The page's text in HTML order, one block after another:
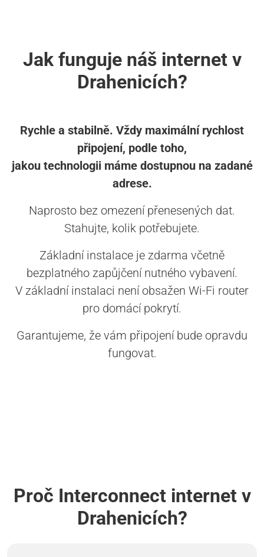
Jak funguje náš internet v
Drahenicích?
Rychle a stabilně. Vždy maximální rychlost
připojení, podle toho,
jakou technologii máme dostupnou na zadané
adrese.
Naprosto bez omezení přenesených dat.
Stahujte, kolik potřebujete.
Základní instalace je zdarma včetně
bezplatného zapůjčení nutného vybavení.
V základní instalaci není obsažen Wi-Fi router
pro domácí pokrytí.
Garantujeme, že vám připojení bude opravdu
fungovat.
Proč Interconnect internet v
Drahenicích?